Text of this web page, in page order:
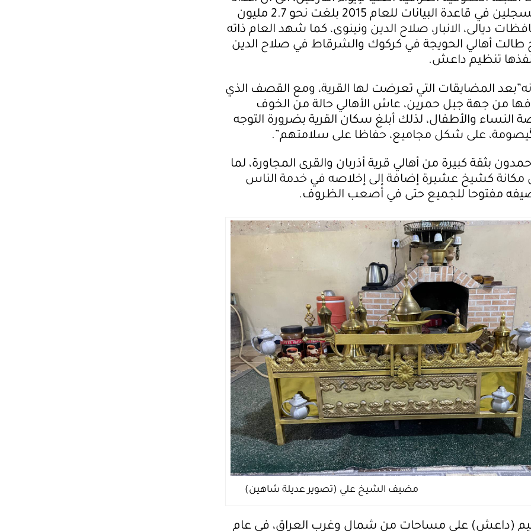
النازحين المسجلين في قاعدة البيانات للعام 2015 بلغت نحو 2.7 مليون
ديالى، الانبار، صلاح الدين ونينوى، كما شهد العام ذاته
طالت أهالي الحويجة في كركوك والشرقاط في صلاح الدين
تنظيم داعش.
المضايقات التي تعرضت لها القرية، ومع القصف الذي
من جهة جبل حمرين، عاش الأهالي حالة من الخوف
النساء والأطفال، لذلك أبلغ سكان القرية بضرورة التوجه
على شكل مجاميع، حفاظا على سلامتهم”.
بثقة كبيرة من أهالي قرية أذربان والقرى المجاورة، لما
مكانة كشيخ عشيرة إضافة إلى إخلاصه في خدمة الناس
مفتوحا للجميع حتى في أصعب الظروف.
مضيف الشيخ علي (تصوير عديلة شاهين)
(داعش) على مساحات من شمال وغرب العراق، في عام